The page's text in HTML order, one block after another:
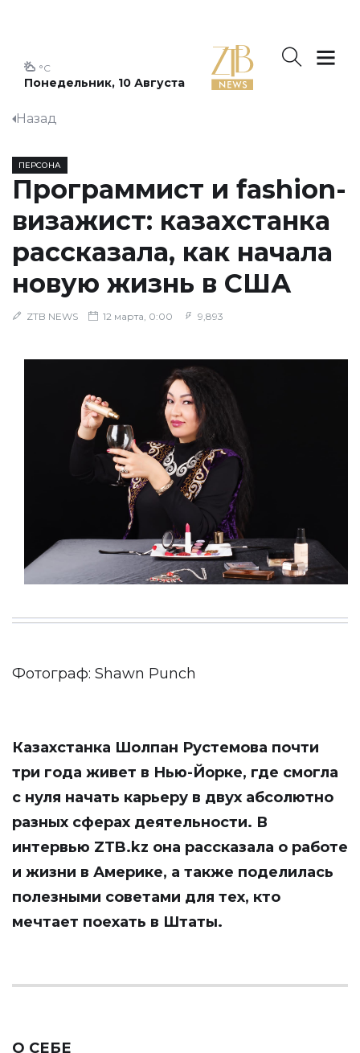
Понедельник, 10 Августа
°C
Назад
ПЕРСОНА
Программист и fashion-
визажист: казахстанка
рассказала, как начала
новую жизнь в США
ZTB NEWS 12 марта, 0:00 9,893
Фотограф: Shawn Punch
Казахстанка Шолпан Рустемова почти
три года живет в Нью-Йорке, где смогла
с нуля начать карьеру в двух абсолютно
разных сферах деятельности. В
интервью ZTB.kz она рассказала о работе
и жизни в Америке, а также поделилась
полезными советами для тех, кто
мечтает поехать в Штаты.
О СЕБЕ